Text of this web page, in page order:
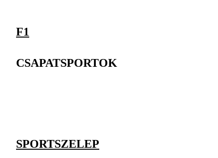
F1
CSAPATSPORTOK
SPORTSZELEP